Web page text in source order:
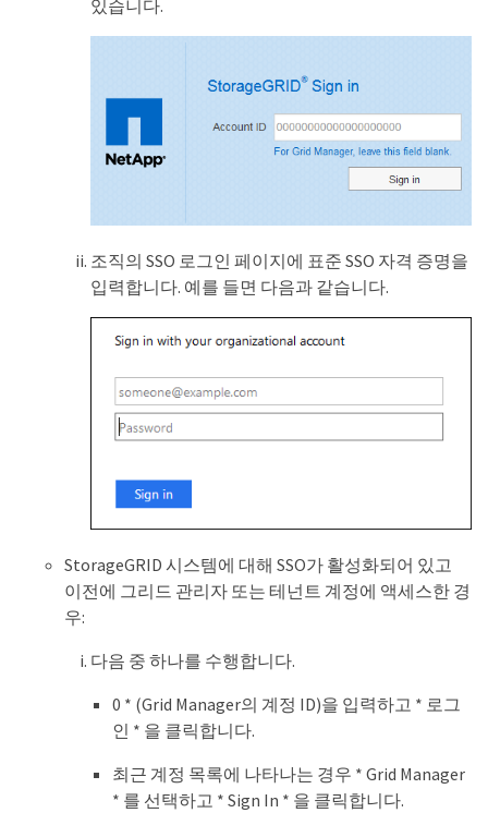
있습니다.
조직의 SSO 로그인 페이지에 표준 SSO 자격 증명을
입력합니다. 예를 들면 다음과 같습니다.
StorageGRID 시스템에 대해 SSO가 활성화되어 있고
이전에 그리드 관리자 또는 테넌트 계정에 액세스한 경
우:
다음 중 하나를 수행합니다.
0 * (Grid Manager의 계정 ID)을 입력하고 * 로그
인 * 을 클릭합니다.
최근 계정 목록에 나타나는 경우 * Grid Manager
* 를 선택하고 * Sign In * 을 클릭합니다.